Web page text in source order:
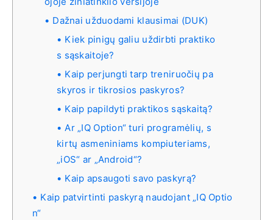
Dažnai užduodami klausimai (DUK)
Kiek pinigų galiu uždirbti praktiko
s sąskaitoje?
Kaip perjungti tarp treniruočių pa
skyros ir tikrosios paskyros?
Kaip papildyti praktikos sąskaitą?
Ar „IQ Option“ turi programėlių, s
kirtų asmeniniams kompiuteriams,
„iOS“ ar „Android“?
Kaip apsaugoti savo paskyrą?
Kaip patvirtinti paskyrą naudojant „IQ Optio
n“